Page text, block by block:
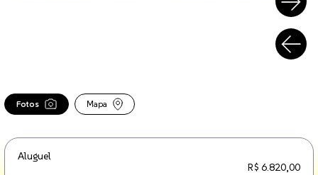
Fotos Mapa
Aluguel
R$ 6.820,00